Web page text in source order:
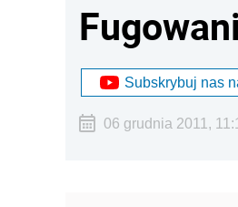
Subskrybuj nas
06 grudnia 2011,